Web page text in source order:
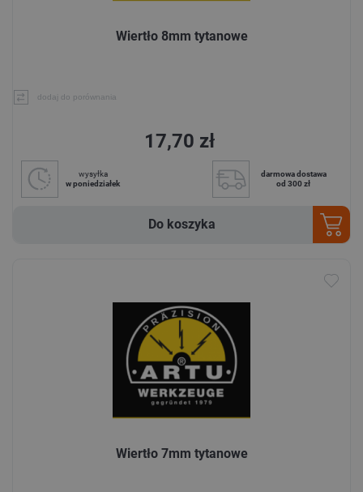
Wiertło 8mm tytanowe
dodaj do porównania
17,70 zł
wysyłka
w poniedziałek
darmowa dostawa
od 300 zł
Do koszyka
Wiertło 7mm tytanowe